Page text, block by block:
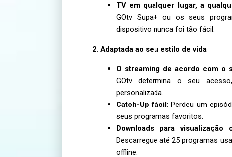
TV em qualquer lugar, a
GOtv Supa+ ou os seus
dispositivo nunca foi tão fácil.
2. Adaptada ao seu estilo de vida
O streaming de acordo com o
GOtv determina o seu
personalizada.
Catch-Up fácil: Perdeu um
seus programas favoritos.
Downloads para visualização
Descarregue até 25 programas
offline.